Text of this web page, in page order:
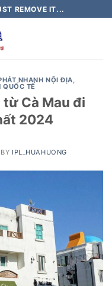
REMOVE IT...
NHANH NỘI ĐỊA,
QUỐC TẾ
Cà Mau đi
2024
BY IPL_HUAHUONG